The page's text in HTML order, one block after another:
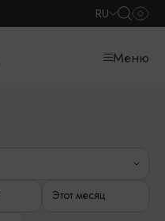
RU
Меню
Этот месяц